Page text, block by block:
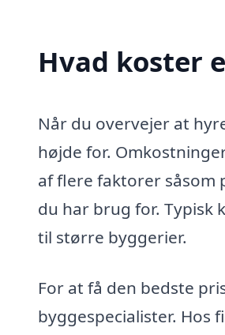
Hvad koster
Når du overvejer at
højde for.
af flere faktorer såsom
du har brug for. Typisk
til større byggerier.
For at få den bedste
byggespecialister. Hos